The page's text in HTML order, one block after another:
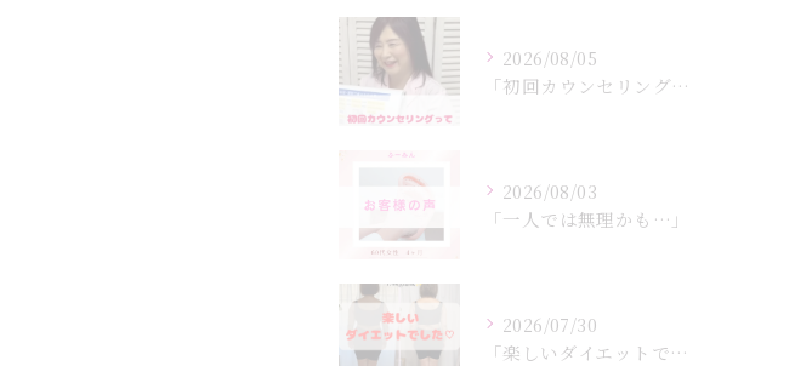
2026/08/05
「初回カウンセリングでは何をするの？」
2026/08/03
「一人では無理かも…」
2026/07/30
「楽しいダイエットでした♡」